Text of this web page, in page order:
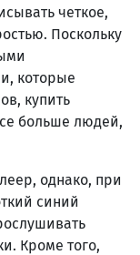
четкое,
Поскольку
которые
купить
больше людей,
однако, при
синий
Кроме того,